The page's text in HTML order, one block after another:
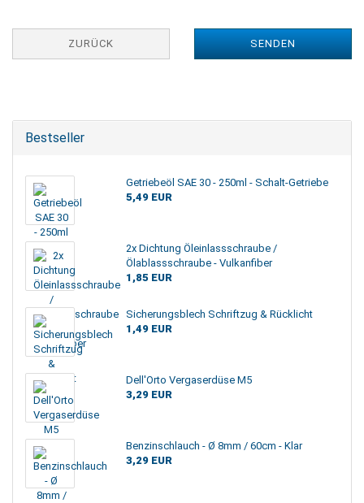
ZURÜCK SENDEN
Bestseller
Getriebeöl SAE 30 - 250ml - Schalt-Getriebe
5,49 EUR
2x Dichtung Öleinlassschraube /
Ölablassschraube - Vulkanfiber
1,85 EUR
Sicherungsblech Schriftzug & Rücklicht
1,49 EUR
Dell'Orto Vergaserdüse M5
3,29 EUR
Benzinschlauch - Ø 8mm / 60cm - Klar
3,29 EUR